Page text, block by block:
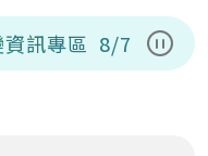
暫停
訊專區 8/7(五)城鎮